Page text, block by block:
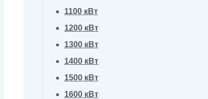
1100 кВт
1200 кВт
1300 кВт
1400 кВт
1500 кВт
1600 кВт